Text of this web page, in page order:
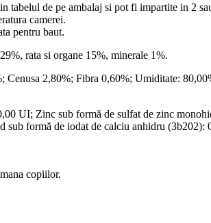
tabelul de pe ambalaj si pot fi impartite in 2
camerei.
pentru baut.
rata si organe 15%, minerale 1%.
Cenusa 2,80%; Fibra 0,60%; Umiditate:
UI; Zinc sub formă de sulfat de zinc
formă de iodat de calciu anhidru (3b202):
copiilor.